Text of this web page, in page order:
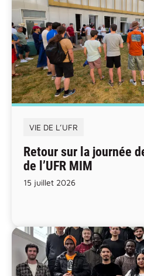
VIE DE L’UFR
Retour sur la journée
de l’UFR MIM
15 juillet 2026